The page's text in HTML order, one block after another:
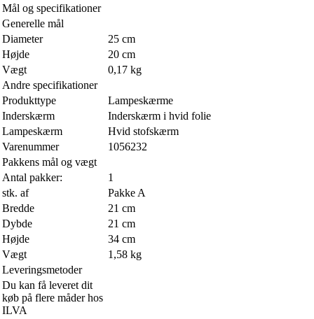
Mål og specifikationer
Generelle mål
Diameter
25 cm
Højde
20 cm
Vægt
0,17 kg
Andre specifikationer
Produkttype
Lampeskærme
Inderskærm
Inderskærm i hvid folie
Lampeskærm
Hvid stofskærm
Varenummer
1056232
Pakkens mål og vægt
Antal pakker:
1
stk. af
Pakke A
Bredde
21 cm
Dybde
21 cm
Højde
34 cm
Vægt
1,58 kg
Leveringsmetoder
Du kan få leveret dit
køb på flere måder hos
ILVA